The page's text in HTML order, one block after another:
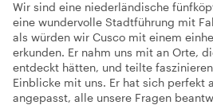
Wir sind eine niederländische
eine wundervolle Stadtführung mit
als würden wir Cusco mit einem
erkunden. Er nahm uns mit an Orte,
entdeckt hätten, und teilte
Einblicke mit uns. Er hat sich perfekt
angepasst, alle unsere Fragen